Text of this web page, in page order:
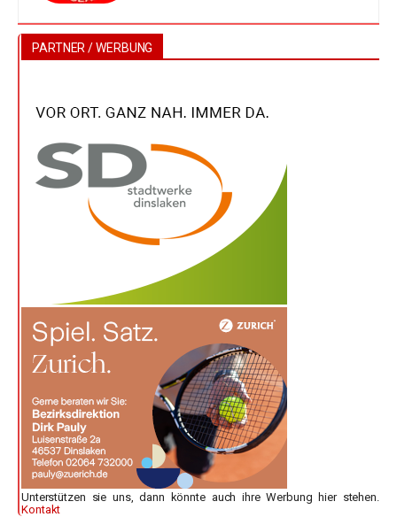
PARTNER / WERBUNG
Unterstützen sie uns, dann könnte auch ihre Werbung hier stehen.
Kontakt